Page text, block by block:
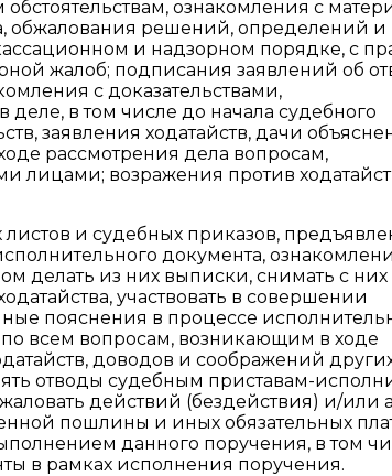
ознакомления с
обжалования решений, определений и
и надзорном порядке, с
жалоб; подписания заявлений об
с доказательствами,
в том числе до начала судебного
заявления ходатайств, дачи
рассмотрения дела вопросам,
лицами; возражения против
и судебных приказов,
документа,
делать из них выписки, снимать с
участвовать в совершении
пояснения в процессе
всем вопросам, возникающим в ходе
доводов и соображений
отводы судебным приставам-
действий (бездействия) и/или
пошлины и иных обязательных
данного поручения, в том
в рамках исполнения поручения.